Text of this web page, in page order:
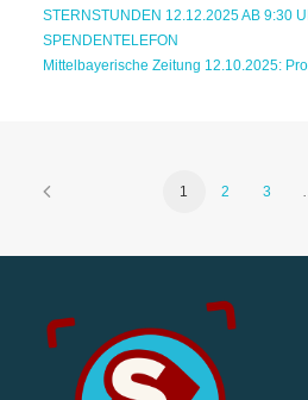
STERNSTUNDEN 12.12.2025 AB 9:30
SPENDENTELEFON
Mittelbayerische Zeitung 12.10.2025:
1 2 3